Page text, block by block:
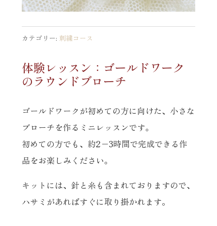
カテゴリー: 刺繍コース
体験レッスン：ゴールドワーク
のラウンドブローチ
ゴールドワークが初めての方に向けた、小さな
ブローチを作るミニレッスンです。
初めての方でも、約2−3時間で完成できる作
品をお楽しみください。
キットには、針と糸も含まれておりますので、
ハサミがあればすぐに取り掛かれます。